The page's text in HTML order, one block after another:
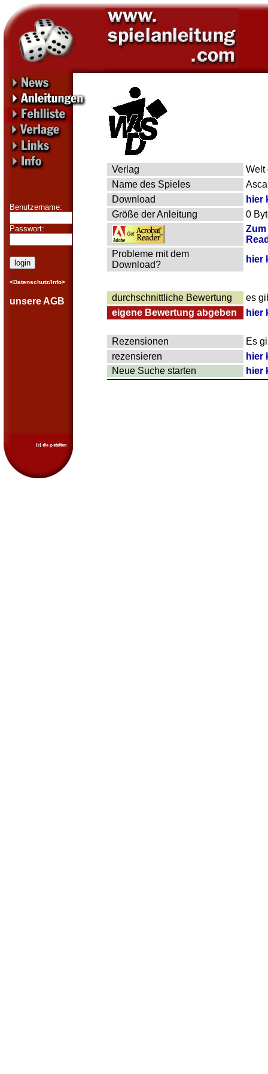
Benutzername:
Passwort:
<Datenschutz/Info>
unsere AGB
Verlag
Welt
Name des Spieles
Download
hier
Größe der Anleitung
0
Probleme mit dem
Download?
hier
durchschnittliche Bewertung
es
eigene Bewertung abgeben
hier
Rezensionen
Es
rezensieren
hier
Neue Suche starten
hier